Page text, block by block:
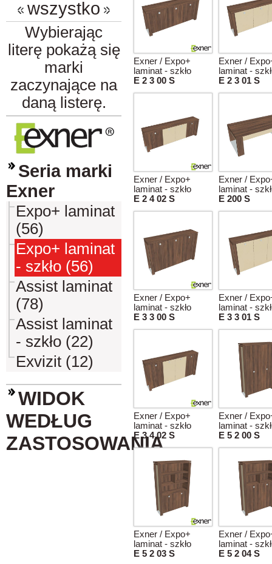
wszystko
Wybierając
literę pokażą się
marki
zaczynające na
daną listerę.
Seria marki
Exner
Expo+ laminat
(56)
Expo+ laminat
- szkło (56)
Assist laminat
(78)
Assist laminat
- szkło (22)
Exvizit (12)
WIDOK
WEDŁUG
ZASTOSOWANIA
Exner / Expo+
laminat - szkło
E 2 3 00 S
Exner /
laminat -
E 2 3 01 S
Exner / Expo+
laminat - szkło
E 2 4 02 S
Exner /
laminat -
E 200 S
Exner / Expo+
laminat - szkło
E 3 3 00 S
Exner /
laminat -
E 3 3 01 S
Exner / Expo+
laminat - szkło
E 3 4 02 S
Exner /
laminat -
E 5 2 00 S
Exner / Expo+
laminat - szkło
E 5 2 03 S
Exner /
laminat -
E 5 2 04 S